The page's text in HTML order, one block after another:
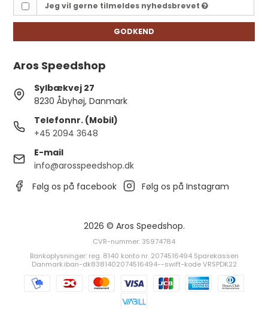
Jeg vil gerne tilmeldes nyhedsbrevet
GODKEND
Aros Speedshop
Sylbækvej 27
8230 Åbyhøj, Danmark
Telefonnr. (Mobil)
+45 2094 3648
E-mail
info@arosspeedshop.dk
Følg os på facebook
Følg os på Instagram
2026 © Aros Speedshop.
CVR-nummer: 35974784
Bankoplysninger: reg. 8140 konto nr. 2074516494 Sparekassen
Danmark.iban-dk8381402074516494--swift-kode VRSPDK22